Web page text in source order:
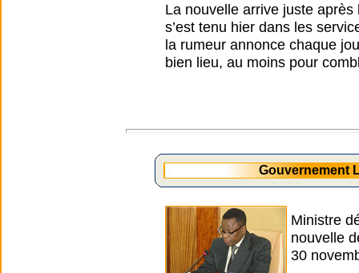
La nouvelle arrive juste
s’est tenu hier dans les
la rumeur annonce chaque
bien lieu, au moins pour
Gouvernement
Ministre
nouvelle
30